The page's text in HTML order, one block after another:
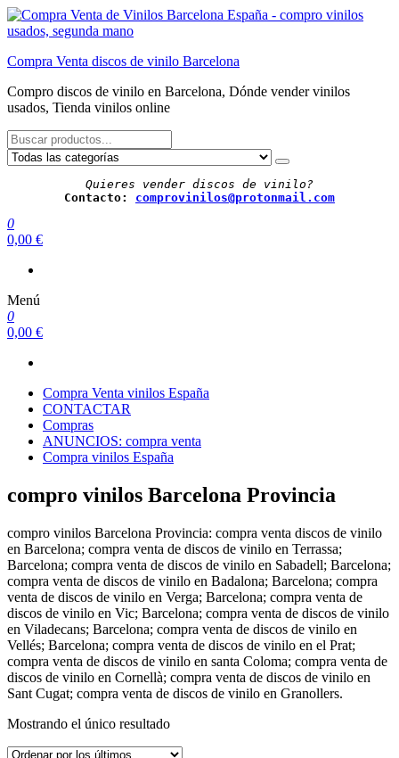
Saltar
al
Compra Venta discos de vinilo Barcelona
Compro discos de vinilo en Barcelona, Dónde vender vinilos
usados, Tienda vinilos online
Quieres vender discos de vinilo?
Contacto: comprovinilos@protonmail.com
0
0,00 €
Menú
0
0,00 €
Compra Venta vinilos España
CONTACTAR
Compras
ANUNCIOS: compra venta
Compra vinilos España
compro vinilos Barcelona Provincia
compro vinilos Barcelona Provincia: compra venta discos de vinilo
en Barcelona; compra venta de discos de vinilo en Terrassa;
Barcelona; compra venta de discos de vinilo en Sabadell; Barcelona;
compra venta de discos de vinilo en Badalona; Barcelona; compra
venta de discos de vinilo en Verga; Barcelona; compra venta de
discos de vinilo en Vic; Barcelona; compra venta de discos de vinilo
en Viladecans; Barcelona; compra venta de discos de vinilo en
Vellés; Barcelona; compra venta de discos de vinilo en el Prat;
compra venta de discos de vinilo en santa Coloma; compra venta de
discos de vinilo en Cornellà; compra venta de discos de vinilo en
Sant Cugat; compra venta de discos de vinilo en Granollers.
Mostrando el único resultado